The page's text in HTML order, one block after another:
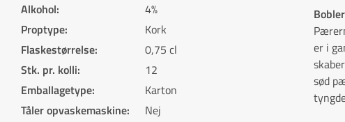
Alkohol:
4%
Proptype:
Kork
Flaskestørrelse:
0,75 cl
Stk. pr. kolli:
12
Emballagetype:
Karton
Tåler opvaskemaskine: Nej
er i
sød